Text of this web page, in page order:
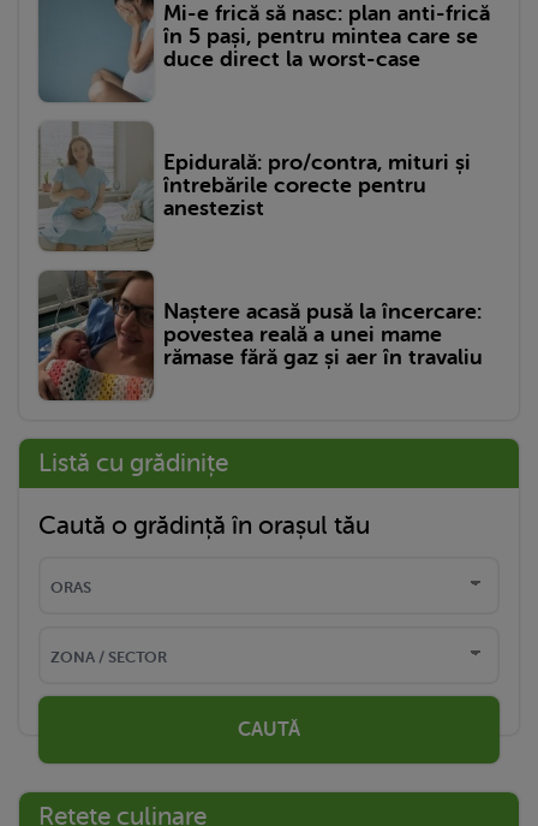
Mi-e frică să nasc: plan anti-frică
în 5 pași, pentru mintea care se
duce direct la worst-case
Epidurală: pro/contra, mituri și
întrebările corecte pentru
anestezist
Naștere acasă pusă la încercare:
povestea reală a unei mame
rămase fără gaz și aer în travaliu
Listă cu grădinițe
Caută o grădință în orașul tău
CAUTĂ
Rețete culinare